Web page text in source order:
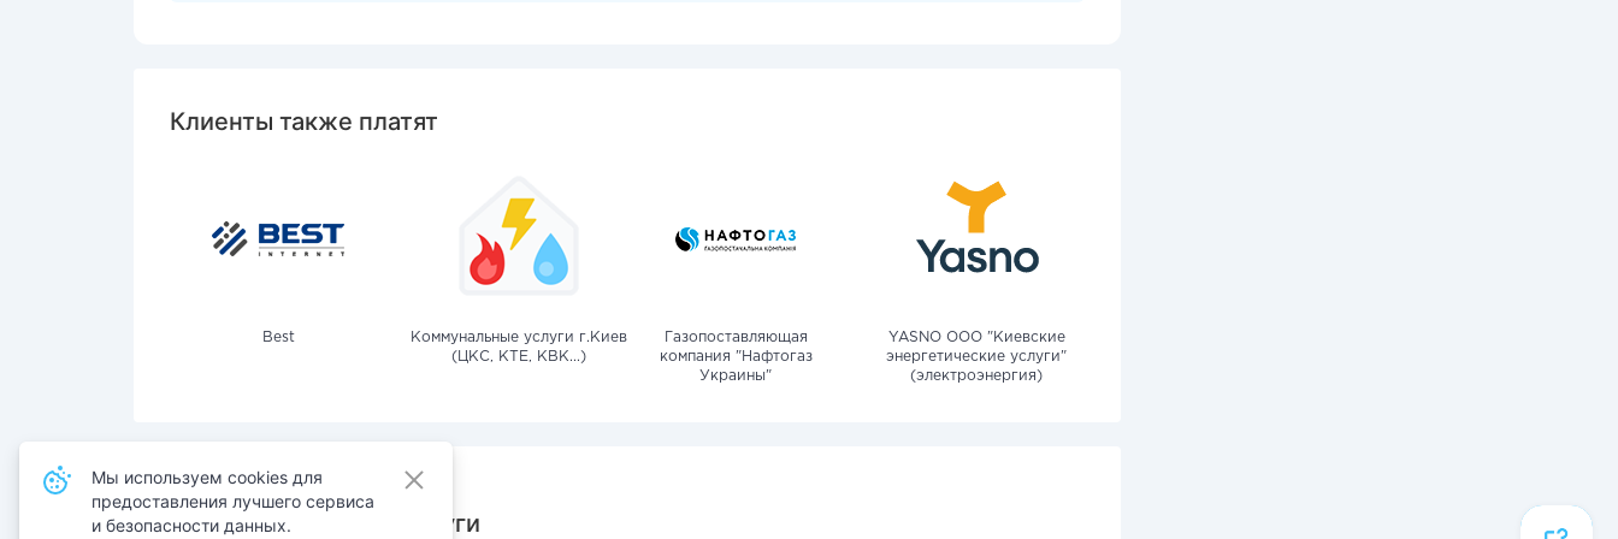
Клиенты также платят
Best
Коммунальные услуги г.Киев
(ЦКС, КТЕ, КВК...)
Газопоставляющая
компания "Нафтогаз
Украины"
YASNO OOO "Киевские
энергетические услуги"
(электроэнергия)
Также оплачивают услуги
Мы используем cookies для
предоставления лучшего сервиса
и безопасности данных.